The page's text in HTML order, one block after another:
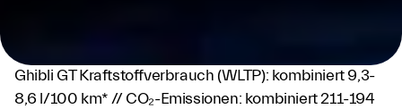
Ghibli GT Kraftstoffverbrauch (WLTP): kombiniert 9,3-
8,6 l/100 km* // CO₂-Emissionen: kombiniert 211-194